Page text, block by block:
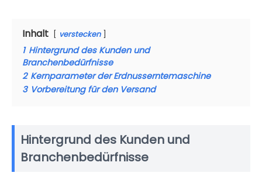
Inhalt verstecken
1 Hintergrund des Kunden und
Branchenbedürfnisse
2 Kernparameter der Erdnusserntemaschine
3 Vorbereitung für den Versand
Hintergrund des Kunden und
Branchenbedürfnisse